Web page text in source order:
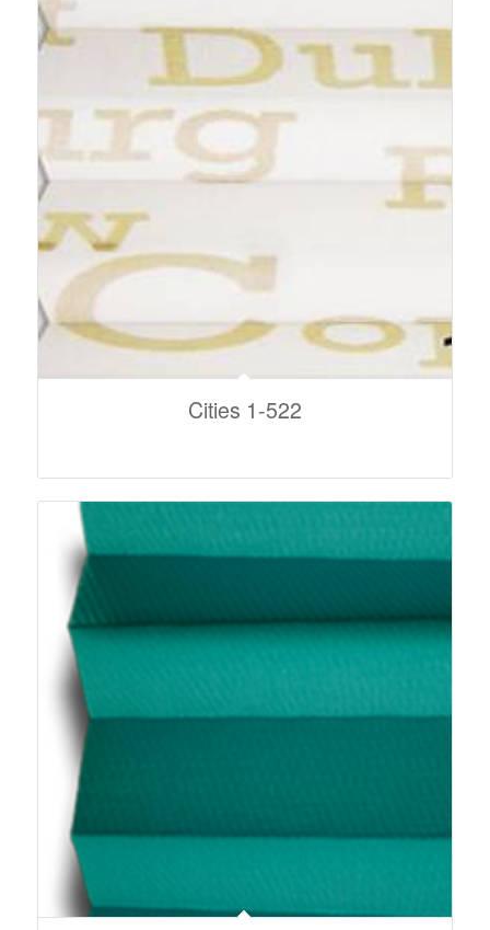
Cities 1-522